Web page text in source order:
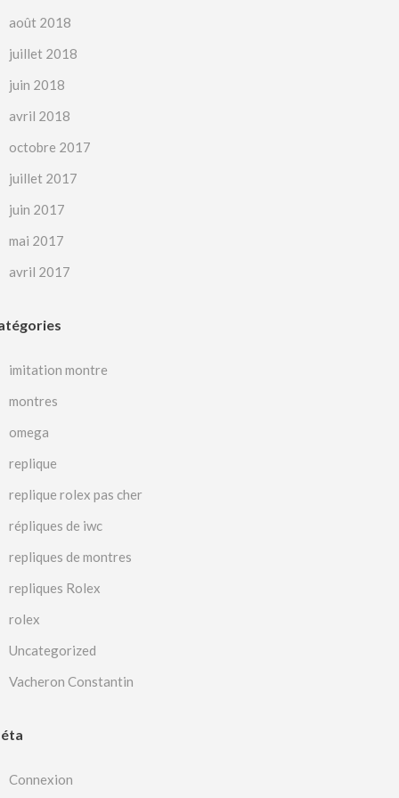
août 2018
juillet 2018
juin 2018
avril 2018
octobre 2017
juillet 2017
juin 2017
mai 2017
avril 2017
imitation montre
montres
omega
replique
replique rolex pas cher
répliques de iwc
repliques de montres
repliques Rolex
rolex
Uncategorized
Vacheron Constantin
Connexion